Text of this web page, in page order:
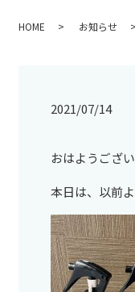
HOME お知らせ
2021/07/14
おはようござ
本日は、以前